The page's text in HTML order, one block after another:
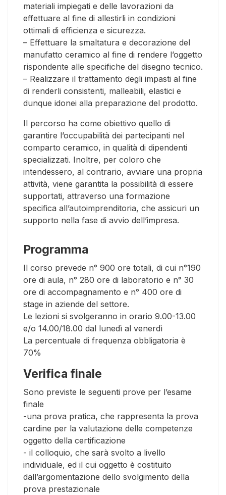
materiali impiegati e delle lavorazioni da
effettuare al fine di allestirli in condizioni
ottimali di efficienza e sicurezza.
– Effettuare la smaltatura e decorazione del
manufatto ceramico al fine di rendere l’oggetto
rispondente alle specifiche del disegno tecnico.
– Realizzare il trattamento degli impasti al fine
di renderli consistenti, malleabili, elastici e
dunque idonei alla preparazione del prodotto.
Il percorso ha come obiettivo quello di
garantire l’occupabilità dei partecipanti nel
comparto ceramico, in qualità di dipendenti
specializzati. Inoltre, per coloro che
intendessero, al contrario, avviare una propria
attività, viene garantita la possibilità di essere
supportati, attraverso una formazione
specifica all’autoimprenditoria, che assicuri un
supporto nella fase di avvio dell’impresa.
Programma
Il corso prevede n° 900 ore totali, di cui n°190
ore di aula, n° 280 ore di laboratorio e n° 30
ore di accompagnamento e n° 400 ore di
stage in aziende del settore.
Le lezioni si svolgeranno in orario 9.00-13.00
e/o 14.00/18.00 dal lunedì al venerdì
La percentuale di frequenza obbligatoria è
70%
Verifica finale
Sono previste le seguenti prove per l’esame
finale
-una prova pratica, che rappresenta la prova
cardine per la valutazione delle competenze
oggetto della certificazione
- il colloquio, che sarà svolto a livello
individuale, ed il cui oggetto è costituito
dall’argomentazione dello svolgimento della
prova prestazionale